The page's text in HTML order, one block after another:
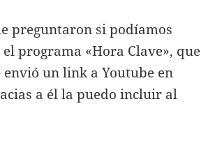
preguntaron si podíamos
programa «Hora Clave», que
un link a Youtube en
a él la puedo incluir al